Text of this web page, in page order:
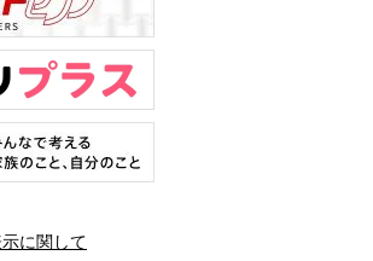
に関して